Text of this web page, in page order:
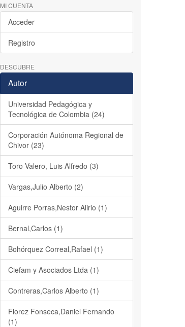
MI CUENTA
Acceder
Registro
DESCUBRE
Autor
Universidad Pedagógica y
Tecnológica de Colombia (24)
Corporación Autónoma Regional de
Chivor (23)
Toro Valero, Luis Alfredo (3)
Vargas,Julio Alberto (2)
Aguirre Porras,Nestor Alirio (1)
Bernal,Carlos (1)
Bohórquez Correal,Rafael (1)
Ciefam y Asociados Ltda (1)
Contreras,Carlos Alberto (1)
Florez Fonseca,Daniel Fernando
(1)